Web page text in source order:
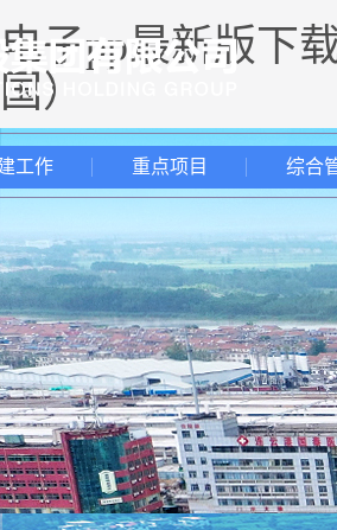
电子pp最新版下
国）
工作 重点项目 综合